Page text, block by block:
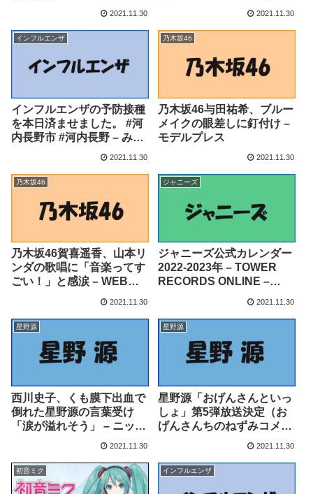
2021.11.30
ズンのまとめ（厚生労働省
研究班報告として） – 厚生
労働省-戸山研究庁舎
2021.11.30
インフルエンザ
インフルエンザの予防接種
を本日済ませました。 #河
内長野市 #河内長野 – みち
ばた俊彦（ミチバタトシヒ
自社
2021.11.30
乃木坂46
乃木坂46与田祐希、ブルー
メイクの眼差しに釘付け –
モデルプレス
2021.11.30
乃木坂46
乃木坂46賀喜遥香、山本リ
ンダの歌唱に「音楽ってす
ごい！」と感涙 – WEBザ
2021.11.30
ジャニーズ
ジャニーズ公式カレンダー
2022-2023年 – TOWER
RECORDS ONLINE –
2021.11.30
星野源
西川史子、くも膜下出血で
倒れた星野源の言葉受け
「涙が溢れそう」 – ニッカ
2021.11.30
星野源
星野源「おげんさんといっ
しょ」第5弾放送決定（お
げんさんちのねずみコメン
トあり） – 音楽ナタリー
2021.11.30
初音ミク インフルエンザ